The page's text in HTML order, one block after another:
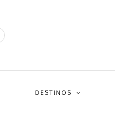
DESTINOS